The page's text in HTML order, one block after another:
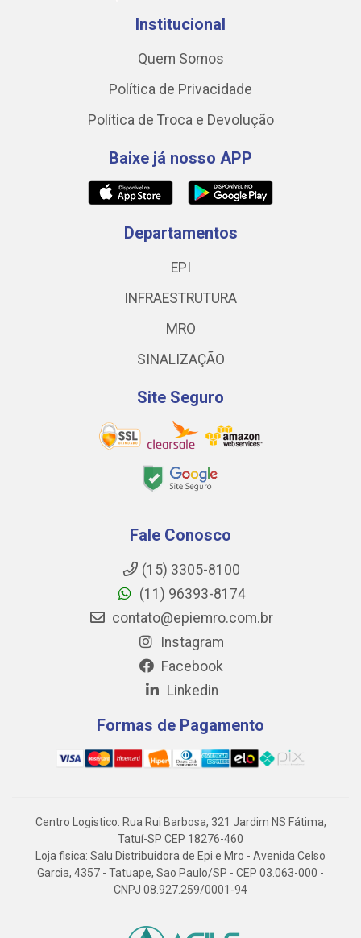
Institucional
Quem Somos
Política de Privacidade
Política de Troca e Devolução
Baixe já nosso APP
Departamentos
EPI
INFRAESTRUTURA
MRO
SINALIZAÇÃO
Site Seguro
Fale Conosco
(15) 3305-8100
(11) 96393-8174
contato@epiemro.com.br
Instagram
Facebook
Linkedin
Formas de Pagamento
Centro Logistico: Rua Rui Barbosa, 321 Jardim NS Fátima,
Tatuí-SP CEP 18276-460
Loja fisica: Salu Distribuidora de Epi e Mro - Avenida Celso
Garcia, 4357 - Tatuape, Sao Paulo/SP - CEP 03.063-000 -
CNPJ 08.927.259/0001-94